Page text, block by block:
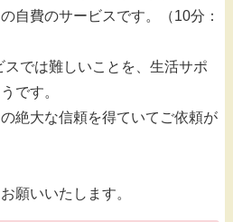
自費のサービスです。（10分：
では難しいことを、生活サポ
です。
絶大な信頼を得ていてご依頼が
願いいたします。